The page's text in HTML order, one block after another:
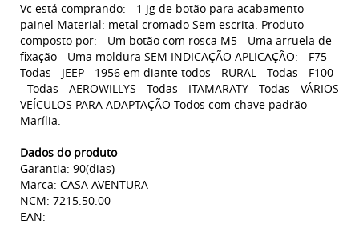
Vc está comprando: - 1 jg de botão para acabamento
painel Material: metal cromado Sem escrita. Produto
composto por: - Um botão com rosca M5 - Uma arruela de
fixação - Uma moldura SEM INDICAÇÃO APLICAÇÃO: - F75 -
Todas - JEEP - 1956 em diante todos - RURAL - Todas - F100
- Todas - AEROWILLYS - Todas - ITAMARATY - Todas - VÁRIOS
VEÍCULOS PARA ADAPTAÇÃO Todos com chave padrão
Marília.
Dados do produto
Garantia: 90(dias)
Marca: CASA AVENTURA
NCM: 7215.50.00
EAN: